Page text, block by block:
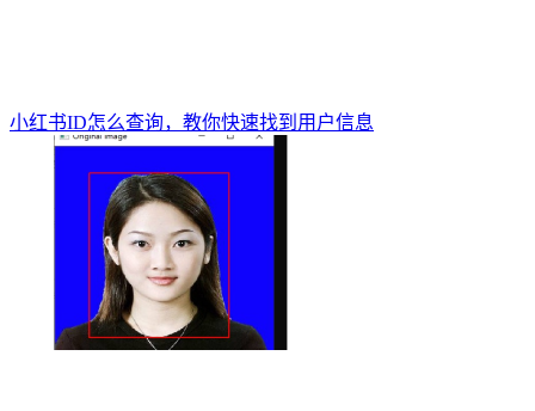
小红书ID怎么查询，教你快速找到用户信息